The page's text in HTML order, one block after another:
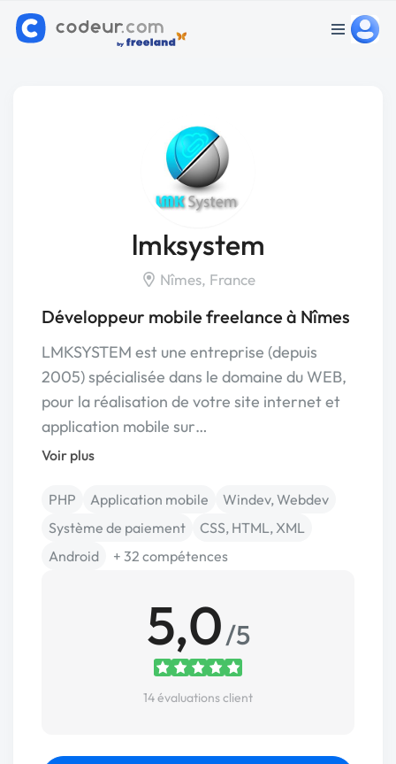
lmksystem
Nîmes, France
Développeur mobile freelance à Nîmes
LMKSYSTEM est une entreprise (depuis
2005) spécialisée dans le domaine du WEB,
pour la réalisation de votre site internet et
application mobile sur…
Voir plus
PHP Application mobile
Windev, Webdev
Système de paiement
CSS, HTML, XML
Android
+ 32 compétences
5,0/5
14 évaluations client